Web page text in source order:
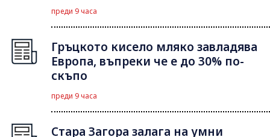
преди 9 часа
Гръцкото кисело мляко завладява
Европа, въпреки че е до 30% по-
скъпо
преди 9 часа
Стара Загора залага на умни